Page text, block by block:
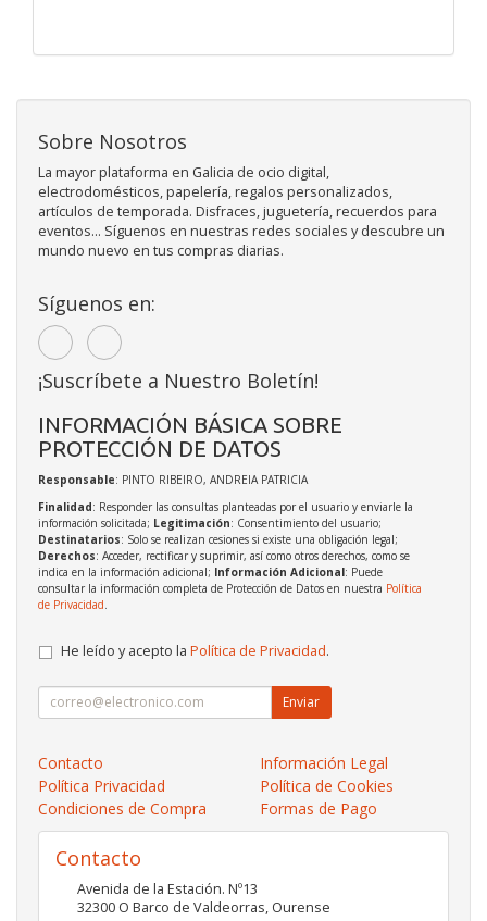
Sobre Nosotros
La mayor plataforma en Galicia de ocio digital,
electrodomésticos, papelería, regalos personalizados,
artículos de temporada. Disfraces, juguetería, recuerdos para
eventos... Síguenos en nuestras redes sociales y descubre un
mundo nuevo en tus compras diarias.
Síguenos en:
¡Suscríbete a Nuestro Boletín!
INFORMACIÓN BÁSICA SOBRE
PROTECCIÓN DE DATOS
Responsable: PINTO RIBEIRO, ANDREIA PATRICIA
Finalidad: Responder las consultas planteadas por el usuario y enviarle la
información solicitada; Legitimación: Consentimiento del usuario;
Destinatarios: Solo se realizan cesiones si existe una obligación legal;
Derechos: Acceder, rectificar y suprimir, así como otros derechos, como se
indica en la información adicional; Información Adicional: Puede
consultar la información completa de Protección de Datos en nuestra Política
de Privacidad
He leído y acepto la Política de Privacidad.
Enviar
Contacto
Información Legal
Política Privacidad
Política de Cookies
Condiciones de Compra
Formas de Pago
Contacto
Avenida de la Estación. Nº13
32300 O Barco de Valdeorras, Ourense